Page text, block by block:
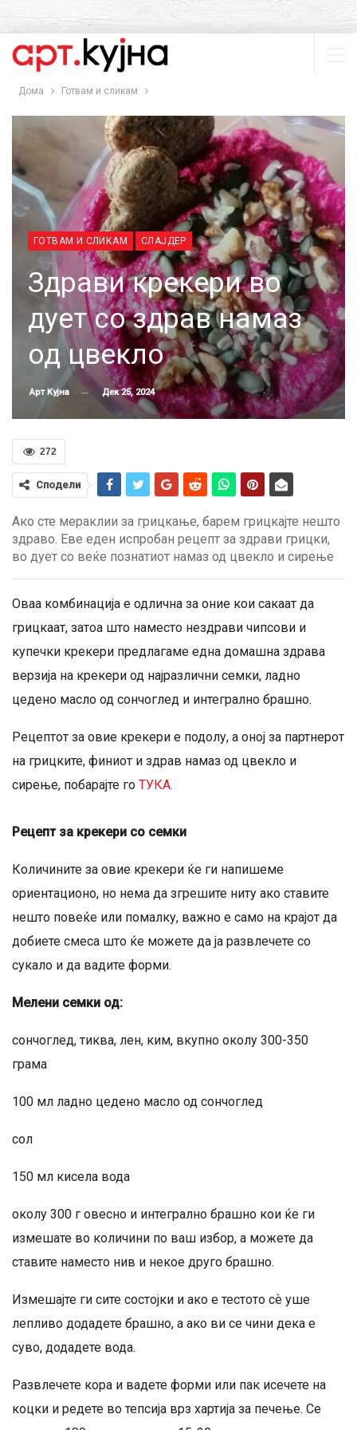
Дома Готвам и сликам
ГОТВАМ И СЛИКАМ СЛАЈДЕР
Здрави крекери во
дует со здрав намаз
од цвекло
Арт Кујна Дек 25, 2024
272
Сподели
Ако сте мераклии за грицкање, барем грицкајте нешто
здраво. Еве еден испробан рецепт за здрави грицки,
во дует со веќе познатиот намаз од цвекло и сирење
Оваа комбинација е одлична за оние кои сакаат да
грицкаат, затоа што наместо нездрави чипсови и
купечки крекери предлагаме една домашна здрава
верзија на крекери од најразлични семки, ладно
цедено масло од сончоглед и интегрално брашно.
Рецептот за овие крекери е подолу, а оној за партнерот
на грицките, финиот и здрав намаз од цвекло и
сирење, побарајте го ТУКА.
Рецепт за крекери со семки
Количините за овие крекери ќе ги напишеме
ориентационо, но нема да згрешите ниту ако ставите
нешто повеќе или помалку, важно е само на крајот да
добиете смеса што ќе можете да ја развлечете со
сукало и да вадите форми.
Мелени семки од:
сончоглед, тиква, лен, ким, вкупно околу 300-350
грама
100 мл ладно цедено масло од сончоглед
сол
150 мл кисела вода
околу 300 г овесно и интегрално брашно кои ќе ги
измешате во количини по ваш избор, а можете да
ставите наместо нив и некое друго брашно.
Измешајте ги сите состојки и ако е тестото сѐ уше
лепливо додадете брашно, а ако ви се чини дека е
суво, додадете вода.
Развлечете кора и вадете форми или пак исечете на
коцки и редете во тепсија врз хартија за печење. Се